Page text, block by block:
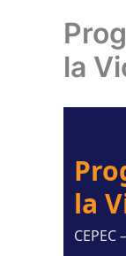
la
la